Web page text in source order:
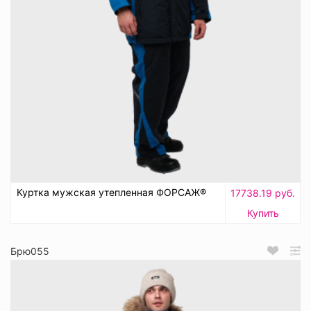
Куртка мужская утепленная ФОРСАЖ®
17738.19 руб.
Купить
Брю055